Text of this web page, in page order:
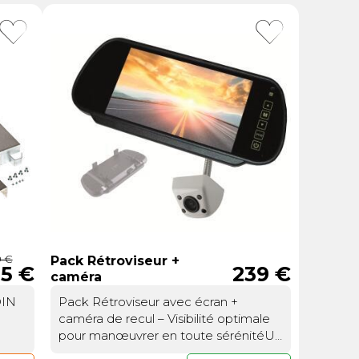
Suivi de commande invité
€
€
Pack Rétroviseur +
caméra
239 €
Pack Rétroviseur avec écran +
caméra de recul – Visibilité optimale
pour manœuvrer en toute sérénitéUn
écran intégré pour une vision claire et